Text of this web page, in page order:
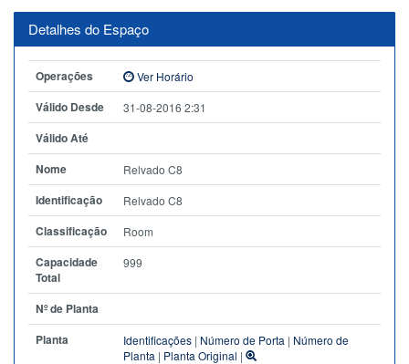
Detalhes do Espaço
Operações Ver Horário
Válido Desde 31-08-2016 2:31
Válido Até
Nome
Relvado C8
Identificação Relvado C8
Classificação Room
Capacidade
Total
999
Nº de Planta
Planta
Identificações | Número de Porta | Número de
Planta | Planta Original |